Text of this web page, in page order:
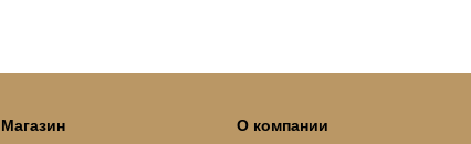
Магазин О компании